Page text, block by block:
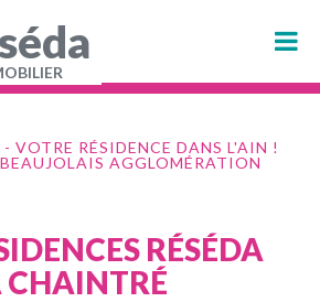
- VOTRE RÉSIDENCE DANS L'AIN !
AGGLOMÉRATION
RÉSÉDA
CHAINTRÉ